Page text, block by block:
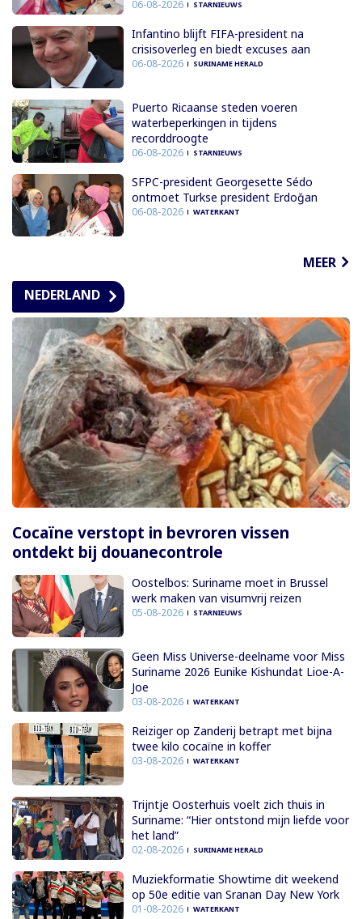
06-08-2026 STARNIEUWS
Infantino blijft FIFA-president na
crisisoverleg en biedt excuses aan
06-08-2026 SURINAME HERALD
Puerto Ricaanse steden voeren
waterbeperkingen in tijdens
recorddroogte
06-08-2026 STARNIEUWS
SFPC-president Georgesette Sédo
ontmoet Turkse president Erdoğan
06-08-2026 WATERKANT
MEER
NEDERLAND
Cocaïne verstopt in bevroren vissen
ontdekt bij douanecontrole
Oostelbos: Suriname moet in Brussel
werk maken van visumvrij reizen
05-08-2026 STARNIEUWS
Geen Miss Universe-deelname voor Miss
Suriname 2026 Eunike Kishundat Lioe-A-
Joe
03-08-2026 WATERKANT
Reiziger op Zanderij betrapt met bijna
twee kilo cocaïne in koffer
03-08-2026 WATERKANT
Trijntje Oosterhuis voelt zich thuis in
Suriname: “Hier ontstond mijn liefde voor
het land”
02-08-2026 SURINAME HERALD
Muziekformatie Showtime dit weekend
op 50e editie van Sranan Day New York
01-08-2026 WATERKANT